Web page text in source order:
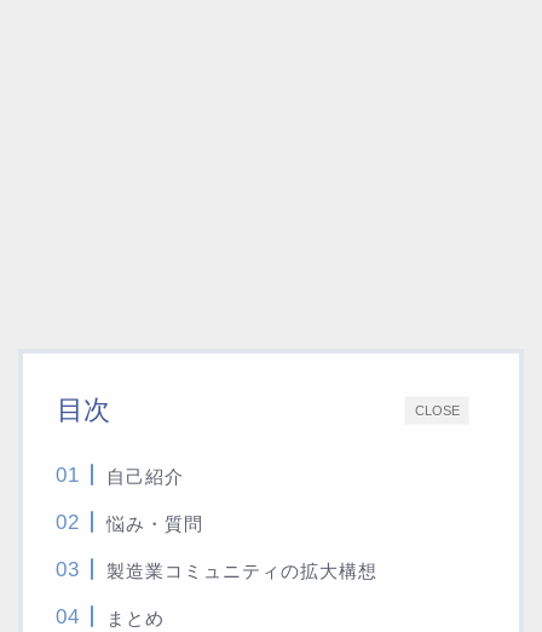
CLOSE
目次
自己紹介
悩み・質問
製造業コミュニティの拡大構想
まとめ